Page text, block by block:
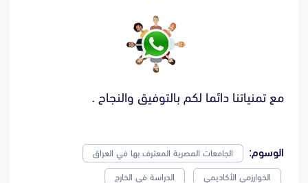
مع تمنياتنا دائما لكم بالتوفيق والنجاح .
الوسوم: الجامعات المصرية المعترف بها في العراق
الخوارزمي الأكاديمي الدراسة في الخارج